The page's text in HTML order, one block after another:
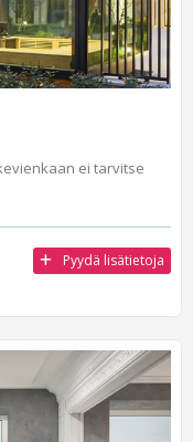
ei tarvitse
Pyydä lisätietoja